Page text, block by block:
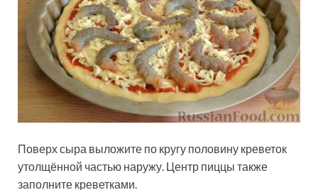
Поверх сыра выложите по кругу половину креветок
утолщённой частью наружу. Центр пиццы также
заполните креветками.